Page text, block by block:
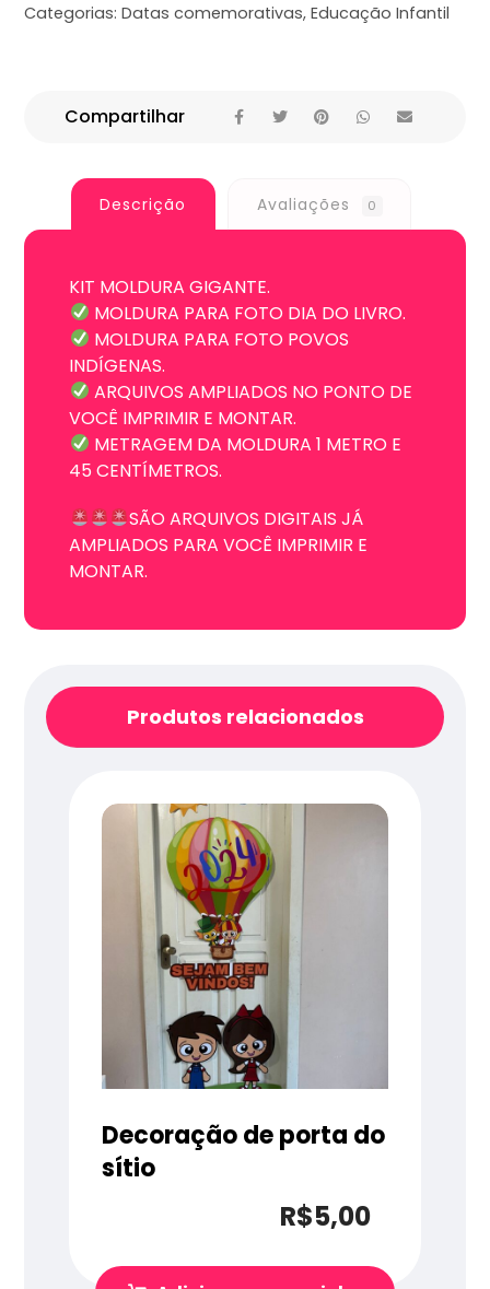
Categorias:Datas comemorativas,Educação Infantil
Descrição Avaliações 0
KIT MOLDURA GIGANTE.
MOLDURA PARA FOTO DIA DO LIVRO.
MOLDURA PARA FOTO POVOS
INDÍGENAS.
ARQUIVOS AMPLIADOS NO PONTO DE
VOCÊ IMPRIMIR E MONTAR.
METRAGEM DA MOLDURA 1 METRO E
45 CENTÍMETROS.
SÃO ARQUIVOS DIGITAIS JÁ
AMPLIADOS PARA VOCÊ IMPRIMIR E
MONTAR.
Produtos relacionados
Decoração de porta do
sítio
R$5,00